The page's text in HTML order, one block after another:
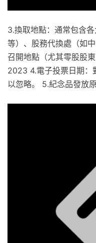
3.換取地點：通常包含
等）、股務代換處（如
召開地點（尤其零股股
2023 4.電子投票日期：
以忽略。 5.紀念品發放